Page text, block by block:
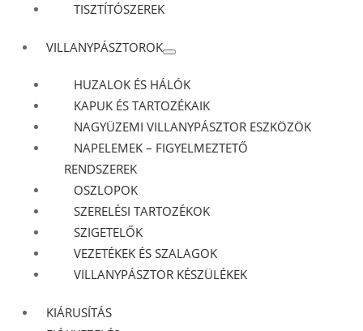
TISZTÍTÓSZEREK
VILLANYPÁSZTOROK
HUZALOK ÉS HÁLÓK
KAPUK ÉS TARTOZÉKAIK
NAGYÜZEMI VILLANYPÁSZTOR ESZKÖZÖK
NAPELEMEK – FIGYELMEZTETŐ
RENDSZEREK
OSZLOPOK
SZERELÉSI TARTOZÉKOK
SZIGETELŐK
VEZETÉKEK ÉS SZALAGOK
VILLANYPÁSZTOR KÉSZÜLÉKEK
KIÁRUSÍTÁS